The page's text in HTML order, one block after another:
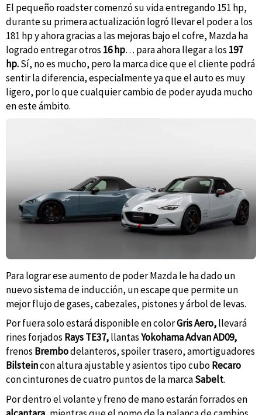
El pequeño roadster comenzó su vida entregando 151 hp,
durante su primera actualización logró llevar el poder a los
181 hp y ahora gracias a las mejoras bajo el cofre, Mazda ha
logrado entregar otros 16 hp… para ahora llegar a los 197
hp.Sí, no es mucho, pero la marca dice que el cliente podrá
sentir la diferencia, especialmente ya que el auto es muy
ligero, por lo que cualquier cambio de poder ayuda mucho
en este ámbito.
Para lograr ese aumento de poder Mazda le ha dado un
nuevo sistema de inducción, un escape que permite un
mejor flujo de gases, cabezales, pistones y árbol de levas.
Por fuera solo estará disponible en colorGris Aero,llevará
rines forjados Rays TE37,llantasYokohama Advan AD09,
frenos Brembodelanteros, spoiler trasero, amortiguadores
Bilsteincon altura ajustable y asientos tipo cuboRecaro
con cinturones de cuatro puntos de la marcaSabelt.
Por dentro el volante y freno de mano estarán forrados en